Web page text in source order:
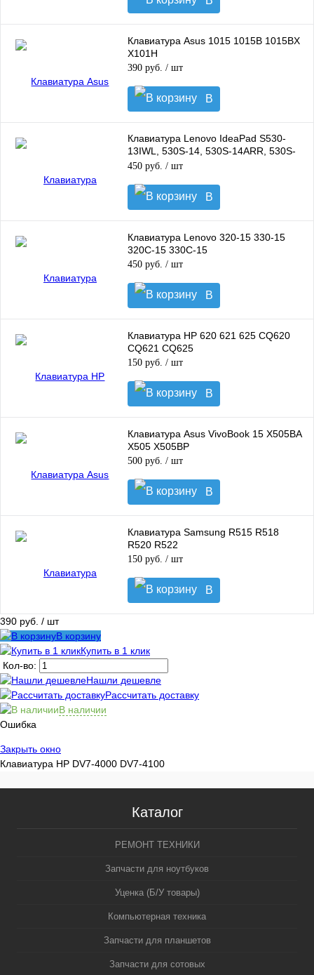
корзину
Клавиатура Asus 1015 1015B 1015BX
X101H
390 руб. / шт
В
корзину
Клавиатура Lenovo IdeaPad S530-
13IWL, 530S-14, 530S-14ARR, 530S-
14IKB, 530S-15IKB
450 руб. / шт
В
корзину
Клавиатура Lenovo 320-15 330-15
320C-15 330C-15
450 руб. / шт
В
корзину
Клавиатура HP 620 621 625 CQ620
CQ621 CQ625
150 руб. / шт
В
корзину
Клавиатура Asus VivoBook 15 X505BA
X505 X505BP
500 руб. / шт
В
корзину
Клавиатура Samsung R515 R518
R520 R522
150 руб. / шт
В
корзину
390 руб. / шт
В корзину
Купить в 1 клик
Кол-во:
Нашли дешевле
Рассчитать доставку
В наличии
Ошибка
Закрыть окно
Клавиатура HP DV7-4000 DV7-4100
Каталог
РЕМОНТ ТЕХНИКИ
Запчасти для ноутбуков
Уценка (Б/У товары)
Компьютерная техника
Запчасти для планшетов
Запчасти для сотовых